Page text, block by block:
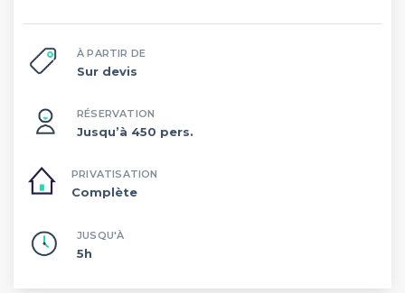
À PARTIR DE
Sur devis
RÉSERVATION
Jusqu’à 450 pers.
PRIVATISATION
Complète
JUSQU'À
5h